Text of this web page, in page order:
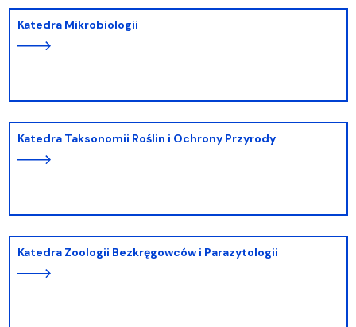
Katedra Mikrobiologii
Katedra Taksonomii Roślin i Ochrony Przyrody
Katedra Zoologii Bezkręgowców i Parazytologii